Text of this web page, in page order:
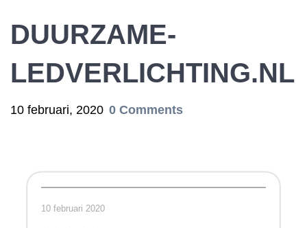
DUURZAME-
LEDVERLICHTING.NL
10 februari, 2020 0 Comments
10 februari 2020